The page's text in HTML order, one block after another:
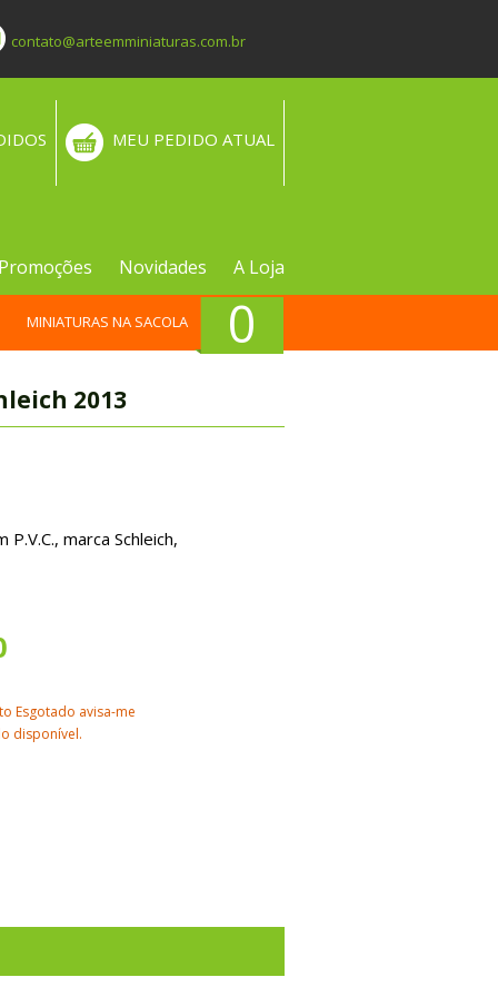
contato@arteemminiaturas.com.br
MEU PEDIDO ATUAL
Promoções Novidades A Loja
0
MINIATURAS NA SACOLA
2013
P.V.C., marca Schleich,
Esgotado avisa-me
disponível.